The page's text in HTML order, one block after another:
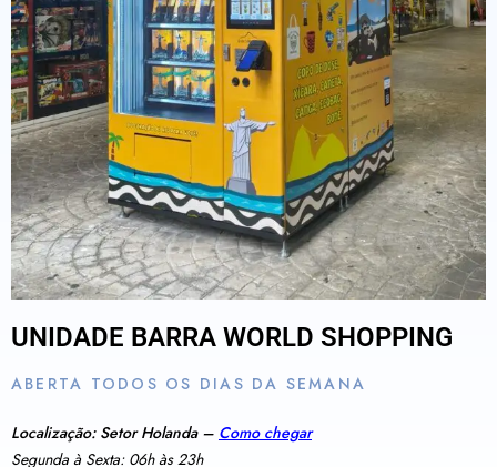
UNIDADE BARRA WORLD SHOPPING
ABERTA TODOS OS DIAS DA SEMANA
Localização: Setor Holanda – Como chegar
Segunda à Sexta: 06h às 23h